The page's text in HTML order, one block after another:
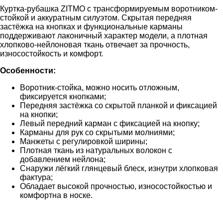
Куртка-рубашка ZITMO с трансформируемым воротником-
стойкой и аккуратным силуэтом. Скрытая передняя
застёжка на кнопках и функциональные карманы
поддерживают лаконичный характер модели, а плотная
хлопково-нейлоновая ткань отвечает за прочность,
износостойкость и комфорт.
Особенности:
Воротник-стойка, можно носить отложным,
фиксируется кнопками;
Передняя застёжка со скрытой планкой и фиксацией
на кнопки;
Левый передний карман с фиксацией на кнопку;
Карманы для рук со скрытыми молниями;
Манжеты с регулировкой ширины;
Плотная ткань из натуральных волокон с
добавлением нейлона;
Снаружи лёгкий глянцевый блеск, изнутри хлопковая
фактура;
Обладает высокой прочностью, износостойкостью и
комфортна в носке.